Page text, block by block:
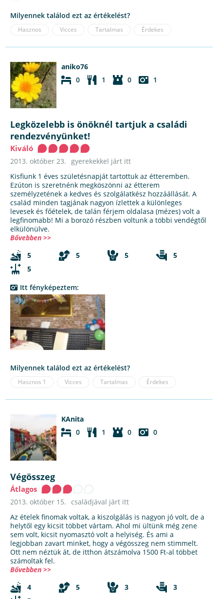
Milyennek találod ezt az értékelést?
Hasznos Vicces Tartalmas Érdekes
aniko76
0
1 0 1
Legközelebb is önöknél tartjuk a családi
rendezvényünket!
Kiváló
2013. október 23. gyerekekkel járt itt
Kisfiunk 1 éves születésnapját tartottuk az étteremben.
Ezúton is szeretnénk megköszönni az étterem
személyzetének a kedves és szolgálatkész hozzáállását. A
család minden tagjának nagyon ízlettek a különleges
levesek és főételek, de talán férjem oldalasa (mézes) volt a
legfinomabb! Mi a borozó részben voltunk a többi vendégtől
elkülönülve.
Bővebben >>
5
5 5
5
5
Itt fényképeztem:
Milyennek találod ezt az értékelést?
Hasznos 1 Vicces Tartalmas Érdekes
KAnita
0
1 0 0
Végösszeg
Átlagos
2013. október 15.
családjával járt itt
Az ételek finomak voltak, a kiszolgálás is nagyon jó volt, de a
helytől egy kicsit többet vártam. Ahol mi ültünk még zene
sem volt, kicsit nyomasztó volt a helyiség. És ami a
legjobban zavart minket, hogy a végösszeg nem stimmelt.
Ott nem néztük át, de itthon átszámolva 1500 Ft-al többet
számoltak fel.
Bővebben >>
4
5 3
3